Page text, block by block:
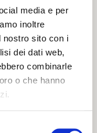
media e per
inoltre
nostro sito con i
dei dati web,
combinarle
o che hanno